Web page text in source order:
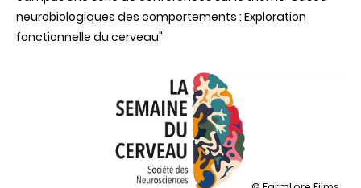
neurobiologiques des comportements : Exploration
fonctionnelle du cerveau"